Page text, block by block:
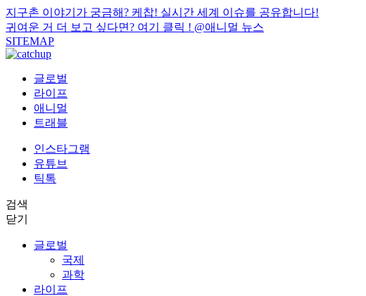
지구촌 이야기가 궁금해? 케찹! 실시간 세계 이슈를 공유합니다!
귀여운 거 더 보고 싶다면? 여기 클릭 ! @애니멀 뉴스
SITEMAP
글로벌
라이프
애니멀
트래블
인스타그램
유튜브
틱톡
검색
닫기
글로벌
국제
과학
라이프